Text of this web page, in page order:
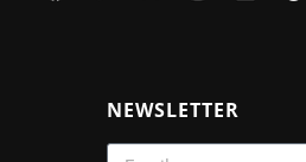
NEWSLETTER